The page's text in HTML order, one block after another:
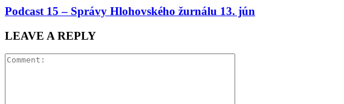
Podcast 15 – Správy Hlohovského žurnálu 13. jún
LEAVE A REPLY